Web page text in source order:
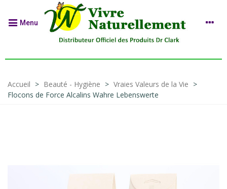
Menu
Accueil > Beauté - Hygiène > Vraies Valeurs de la Vie >
Flocons de Force Alcalins Wahre Lebenswerte